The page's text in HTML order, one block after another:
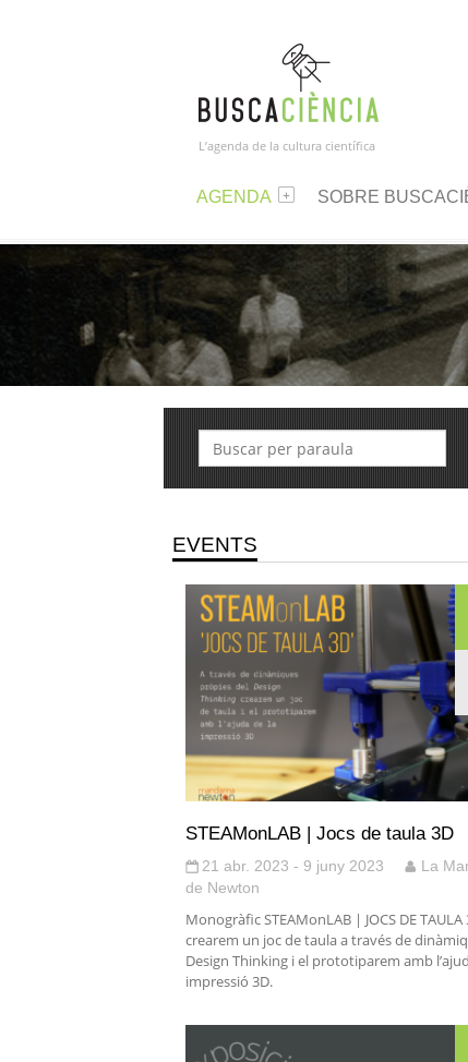
L’agenda de la cultura científica
AGENDA SOBRE
EVENTS
STEAMonLAB | Jocs de taula 3D
21 abr. 2023 - 9 juny 2023
La
de Newton
Monogràfic STEAMonLAB | JOCS DE TAULA
crearem un joc de taula a través de
Design Thinking i el prototiparem amb
impressió 3D.